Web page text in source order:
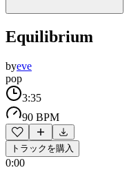
Equilibrium
byeve
pop
3:35
90 BPM
トラックを購入
0:00